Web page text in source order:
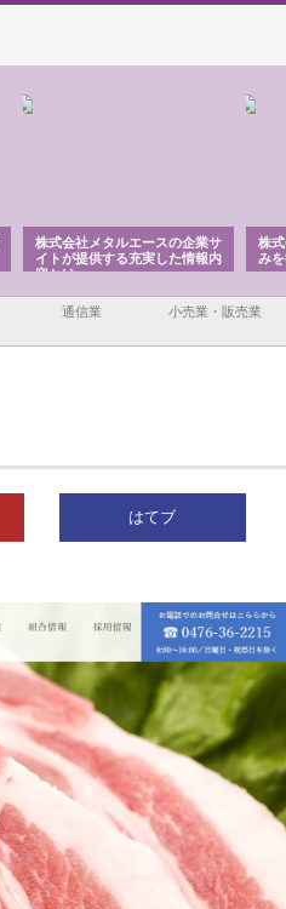
株式会社メタルエースの企業サ
イトが提供する充実した情報内
容とは
株
み
通信業 小売業・販売業
はてブ